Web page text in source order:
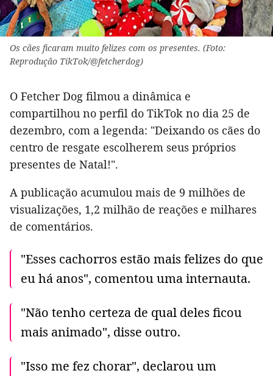
Os cães ficaram muito felizes com os presentes. (Foto:
Reprodução TikTok/@fetcherdog)
O Fetcher Dog filmou a dinâmica e
compartilhou no perfil do TikTok no dia 25 de
dezembro, com a legenda: "Deixando os cães do
centro de resgate escolherem seus próprios
presentes de Natal!".
A publicação acumulou mais de 9 milhões de
visualizações, 1,2 milhão de reações e milhares
de comentários.
"Esses cachorros estão mais felizes do que
eu há anos", comentou uma internauta.
"Não tenho certeza de qual deles ficou
mais animado", disse outro.
"Isso me fez chorar", declarou um